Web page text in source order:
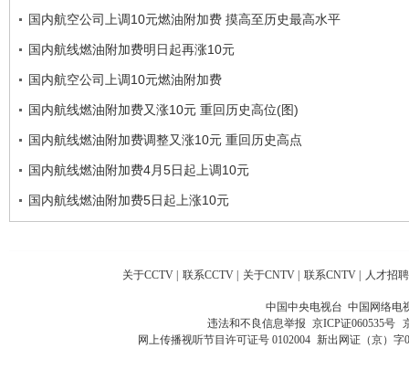
国内航空公司上调10元燃油附加费 摸高至历史最高水平
国内航线燃油附加费明日起再涨10元
国内航空公司上调10元燃油附加费
国内航线燃油附加费又涨10元 重回历史高位(图)
国内航线燃油附加费调整又涨10元 重回历史高点
国内航线燃油附加费4月5日起上调10元
国内航线燃油附加费5日起上涨10元
关于CCTV | 联系CCTV | 关于CNTV | 联系CNTV | 人才招聘
中国中央电视台 中国网络电
违法和不良信息举报 京ICP证060535号
网上传播视听节目许可证号 0102004 新出网证（京）